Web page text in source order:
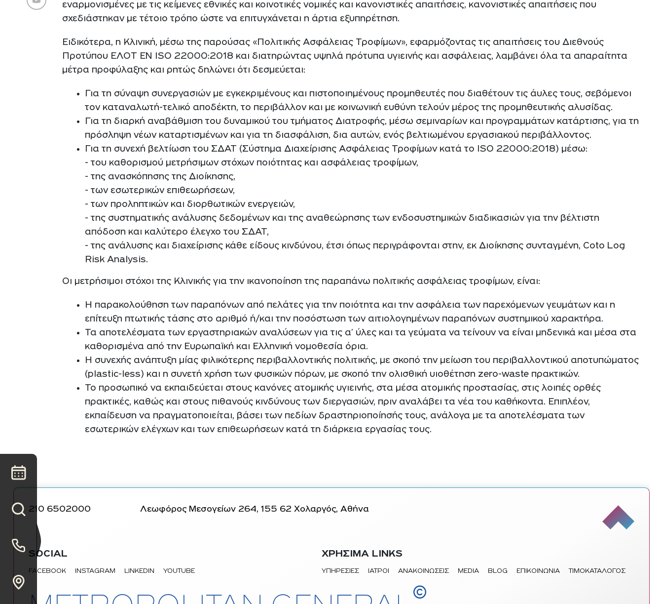
εναρμονισμένες με τις κείμενες εθνικές και κοινοτικές νομικές και κανονιστικές απαιτήσεις, κανονιστικές απαιτήσεις που
σχεδιάστηκαν με τέτοιο τρόπο ώστε να επιτυγχάνεται η άρτια εξυπηρέτηση.
Ειδικότερα, η Κλινική, μέσω της παρούσας «Πολιτικής Ασφάλειας Τροφίμων», εφαρμόζοντας τις απαιτήσεις του Διεθνούς
Προτύπου ΕΛΟΤ ΕΝ ISO 22000:2018 και διατηρώντας υψηλά πρότυπα υγιεινής και ασφάλειας, λαμβάνει όλα τα απαραίτητα
μέτρα προφύλαξης και ρητώς δηλώνει ότι δεσμεύεται:
Για τη σύναψη συνεργασιών με εγκεκριμένους και πιστοποιημένους προμηθευτές που διαθέτουν τις άυλες τους, σεβόμενοι
τον καταναλωτή-τελικό αποδέκτη, το περιβάλλον και με κοινωνική ευθύνη τελούν μέρος της προμηθευτικής αλυσίδας.
Για τη διαρκή αναβάθμιση του δυναμικού του τμήματος Διατροφής, μέσω σεμιναρίων και προγραμμάτων κατάρτισης, για τη
πρόσληψη νέων καταρτισμένων και για τη διασφάλιση, δια αυτών, ενός βελτιωμένου εργασιακού περιβάλλοντος.
Για τη συνεχή βελτίωση του ΣΔΑΤ (Σύστημα Διαχείρισης Ασφάλειας Τροφίμων κατά το ΙSO 22000:2018) μέσω:
- του καθορισμού μετρήσιμων στόχων ποιότητας και ασφάλειας τροφίμων,
- της ανασκόπησης της Διοίκησης,
- των εσωτερικών επιθεωρήσεων,
- των προληπτικών και διορθωτικών ενεργειών,
- της συστηματικής ανάλυσης δεδομένων και της αναθεώρησης των ενδοσυστημικών διαδικασιών για την βέλτιστη
απόδοση και καλύτερο έλεγχο του ΣΔΑΤ,
- της ανάλυσης και διαχείρισης κάθε είδους κινδύνου, έτσι όπως περιγράφονται στην, εκ Διοίκησης συνταγμένη, Coto Log
Risk Analysis.
Οι μετρήσιμοι στόχοι της Κλινικής για την ικανοποίηση της παραπάνω πολιτικής ασφάλειας τροφίμων, είναι:
Η παρακολούθηση των παραπόνων από πελάτες για την ποιότητα και την ασφάλεια των παρεχόμενων γευμάτων και η
επίτευξη πτωτικής τάσης στο αριθμό ή/και την ποσόστωση των αιτιολογημένων παραπόνων συστημικού χαρακτήρα.
Τα αποτελέσματα των εργαστηριακών αναλύσεων για τις α’ ύλες και τα γεύματα να τείνουν να είναι μηδενικά και μέσα στα
καθορισμένα από την Ευρωπαϊκή και Ελληνική νομοθεσία όρια.
Η συνεχής ανάπτυξη μίας φιλικότερης περιβαλλοντικής πολιτικής, με σκοπό την μείωση του περιβαλλοντικού αποτυπώματος
(plastic-less) και η συνετή χρήση των φυσικών πόρων, με σκοπό την ολισθική υιοθέτηση zero-waste πρακτικών.
Το προσωπικό να εκπαιδεύεται στους κανόνες ατομικής υγιεινής, στα μέσα ατομικής προστασίας, στις λοιπές ορθές
πρακτικές, καθώς και στους πιθανούς κινδύνους των διεργασιών, πριν αναλάβει τα νέα του καθήκοντα. Επιπλέον,
εκπαίδευση να πραγματοποιείται, βάσει των πεδίων δραστηριοποίησής τους, ανάλογα με τα αποτελέσματα των
εσωτερικών ελέγχων και των επιθεωρήσεων κατά τη διάρκεια εργασίας τους.
210 6502000 Λεωφόρος Μεσογείων 264, 155 62 Χολαργός, Αθήνα
SOCIAL
FACEBOOK INSTAGRAM LINKEDIN YOUTUBE
ΧΡΗΣΙΜΑ LINKS
ΥΠΗΡΕΣΙΕΣ ΙΑΤΡΟΙ ΑΝΑΚΟΙΝΩΣΕΙΣ MEDIA BLOG ΕΠΙΚΟΙΝΩΝΙΑ ΤΙΜΟΚΑΤΑΛΟΓΟΣ
©